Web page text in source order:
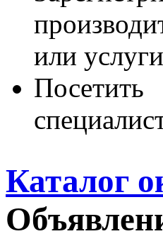
или
Каталог